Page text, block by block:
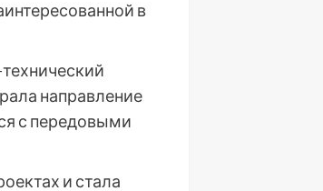
в
направление
с передовыми
и стала